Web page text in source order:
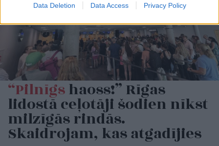
Data Deletion Data Access Privacy Policy
“Pilnīgshaoss!” Rīgas
lidostā ceļotāji šodien nīkst
milzīgās rindās.
Skaidrojam, kas atgadījies